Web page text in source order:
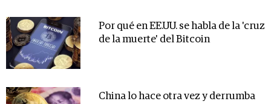
Por qué en EE.UU. se habla de la 'cruz
de la muerte' del Bitcoin
China lo hace otra vez y derrumba